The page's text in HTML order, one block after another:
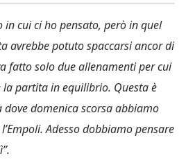
in cui ci ho pensato, però in quel
avrebbe potuto spaccarsi ancor di
fatto solo due allenamenti per cui
la partita in equilibrio. Questa è
domenica scorsa abbiamo
Adesso dobbiamo pensare